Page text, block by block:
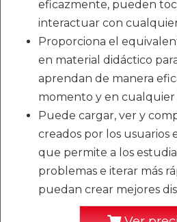
eficazmente, pueden
interactuar con
Proporciona el
en material didáctico
aprendan de manera
momento y en
Puede cargar, ver y
creados por los usuarios
que permite a los
problemas e iterar más
puedan crear mejores